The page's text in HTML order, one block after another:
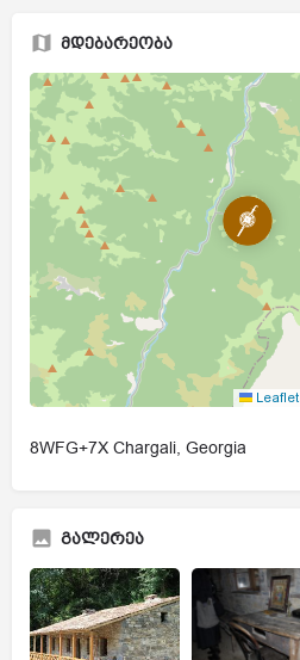
მდებარეობა
Leaflet
8WFG+7X Chargali, Georgia
გალერეა